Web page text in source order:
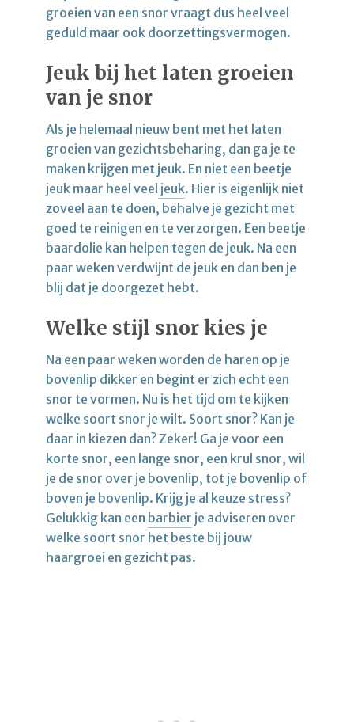
groeien van een snor vraagt dus heel veel
geduld maar ook doorzettingsvermogen.
Jeuk bij het laten groeien
van je snor
Als je helemaal nieuw bent met het laten
groeien van gezichtsbeharing, dan ga je te
maken krijgen met jeuk. En niet een beetje
jeuk maar heel veel jeuk. Hier is eigenlijk niet
zoveel aan te doen, behalve je gezicht met
goed te reinigen en te verzorgen. Een beetje
baardolie kan helpen tegen de jeuk. Na een
paar weken verdwijnt de jeuk en dan ben je
blij dat je doorgezet hebt.
Welke stijl snor kies je
Na een paar weken worden de haren op je
bovenlip dikker en begint er zich echt een
snor te vormen. Nu is het tijd om te kijken
welke soort snor je wilt. Soort snor? Kan je
daar in kiezen dan? Zeker! Ga je voor een
korte snor, een lange snor, een krul snor, wil
je de snor over je bovenlip, tot je bovenlip of
boven je bovenlip. Krijg je al keuze stress?
Gelukkig kan een barbier je adviseren over
welke soort snor het beste bij jouw
haargroei en gezicht pas.